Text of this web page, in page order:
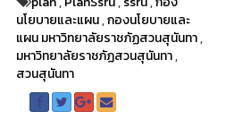
นโยบายและแผน,กองนโยบายและ
แผน มหาวิทยาลัยราชภัฏสวนสุนันทา,
มหาวิทยาลัยราชภัฏสวนสุนันทา,
สวนสุนันทา